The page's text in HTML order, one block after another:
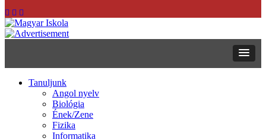
Tanuljunk
Angol nyelv
Biológia
Ének/Zene
Fizika
Informatika